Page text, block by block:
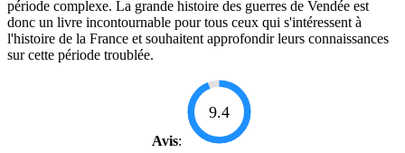
période complexe. La grande histoire des guerres de Vendée est
donc un livre incontournable pour tous ceux qui s'intéressent à
l'histoire de la France et souhaitent approfondir leurs connaissances
sur cette période troublée.
Avis:
9.4